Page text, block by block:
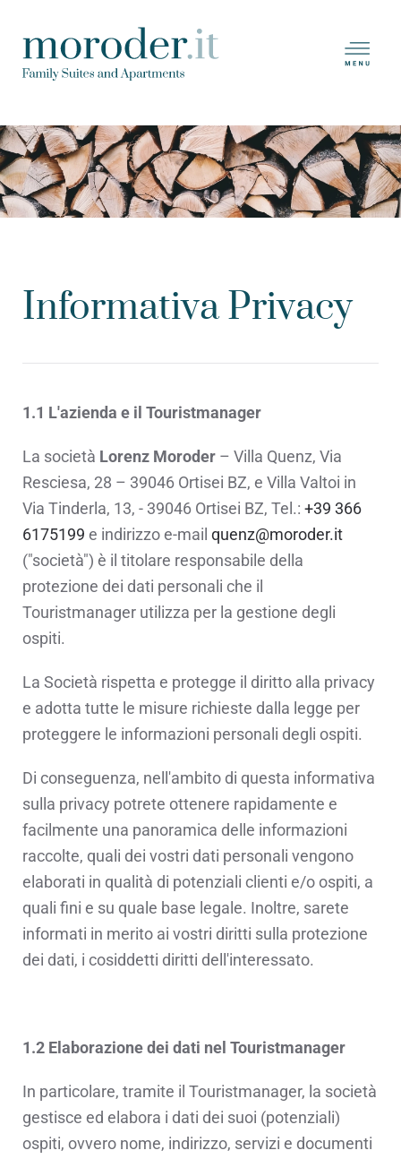
Skip
to
Informativa Privacy
1.1 L'azienda e il Touristmanager
La società Lorenz Moroder – Villa Quenz, Via
Resciesa, 28 – 39046 Ortisei BZ, e Villa Valtoi in
Via Tinderla, 13, - 39046 Ortisei BZ, Tel.: +39 366
6175199 e indirizzo e-mail quenz@moroder.it
("società") è il titolare responsabile della
protezione dei dati personali che il
Touristmanager utilizza per la gestione degli
ospiti.
La Società rispetta e protegge il diritto alla privacy
e adotta tutte le misure richieste dalla legge per
proteggere le informazioni personali degli ospiti.
Di conseguenza, nell'ambito di questa informativa
sulla privacy potrete ottenere rapidamente e
facilmente una panoramica delle informazioni
raccolte, quali dei vostri dati personali vengono
elaborati in qualità di potenziali clienti e/o ospiti, a
quali fini e su quale base legale. Inoltre, sarete
informati in merito ai vostri diritti sulla protezione
dei dati, i cosiddetti diritti dell'interessato.
1.2 Elaborazione dei dati nel Touristmanager
In particolare, tramite il Touristmanager, la società
gestisce ed elabora i dati dei suoi (potenziali)
ospiti, ovvero nome, indirizzo, servizi e documenti